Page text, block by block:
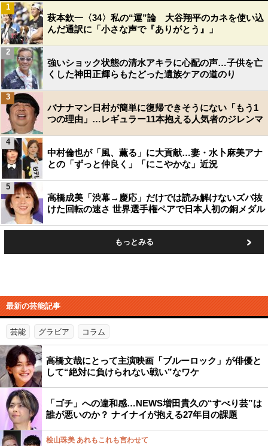
萩本欽一〈34〉私の“運”論 大谷翔平のカネを使い込
んだ通訳に「小さな声で『ありがとう』」
1
強いショック状態の清水アキラに心配の声…子供を亡
くした神田正輝らもたどった遺族ケアの道のり
2
バナナマン日村が簡単に復帰できそうにない「もう1
つの理由」…レギュラー11本抱える人気者のジレンマ
3
中村倫也が「風、薫る」に大貢献…妻・水卜麻美アナ
との「ずっと仲良く」「にこやかな」近況
4
高橋成美「渋幕→慶応」だけでは読み解けないズバ抜
けた回転の速さ 世界選手権ペアで日本人初の銅メダル
5
もっとみる
最新の芸能記事
芸能 グラビア コラム
高橋文哉にとって主演映画「ブルーロック」が俳優と
して“絶対に負けられない戦い”なワケ
「ゴチ」への違和感…NEWS増田貴久の“すべり芸”は
誰が悪いのか？ ナイナイが抱える27年目の課題
桧山珠美 あれもこれも言わせて